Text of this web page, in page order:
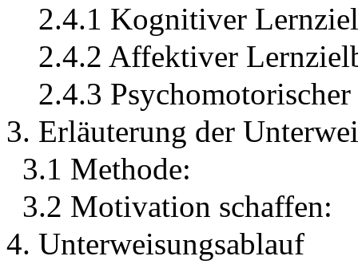
2.4.1 Kognitiver
2.4.2 Affektiver
2.4.3
3. Erläuterung der
3.1 Methode:
3.2 Motivation schaffen:
4. Unterweisungsablauf